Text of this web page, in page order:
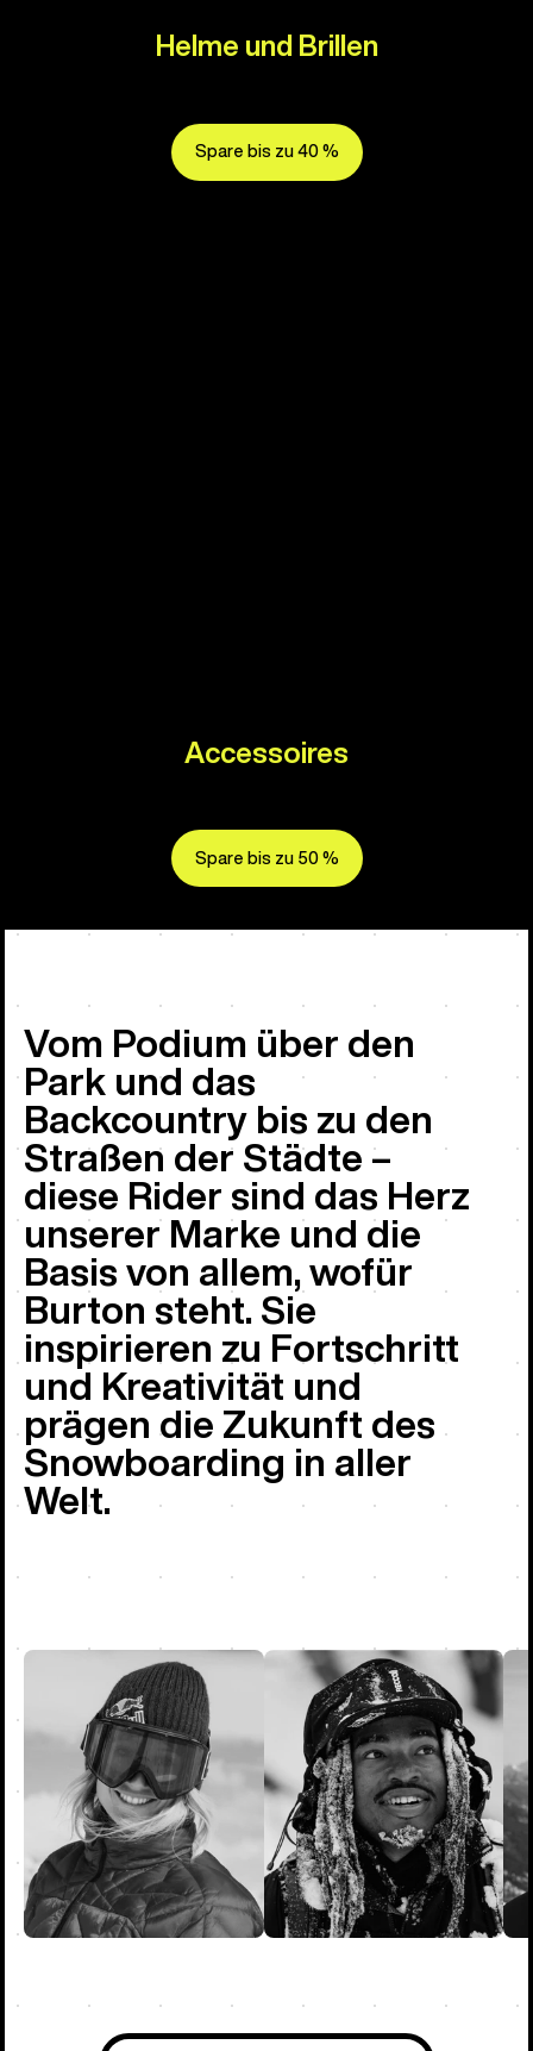
Helme und Brillen
Spare bis zu 40 %
Accessoires
Spare bis zu 50 %
Vom Podium über den
Park und das
Backcountry bis zu den
Straßen der Städte –
diese Rider sind das Herz
unserer Marke und die
Basis von allem, wofür
Burton steht. Sie
inspirieren zu Fortschritt
und Kreativität und
prägen die Zukunft des
Snowboarding in aller
Welt.